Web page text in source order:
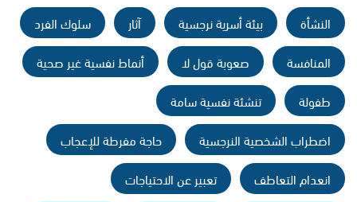
النشأة بيئة أسرية نرجسية آثار
سلوك الفرد
المنافسة
صعوبة قول لا
أنماط نفسية غير صحية
طفولة
تنشئة نفسية سامة
اضطراب الشخصية النرجسية
حاجة مفرطة للإعجاب
انعدام التعاطف
تعبير عن الاحتياجات